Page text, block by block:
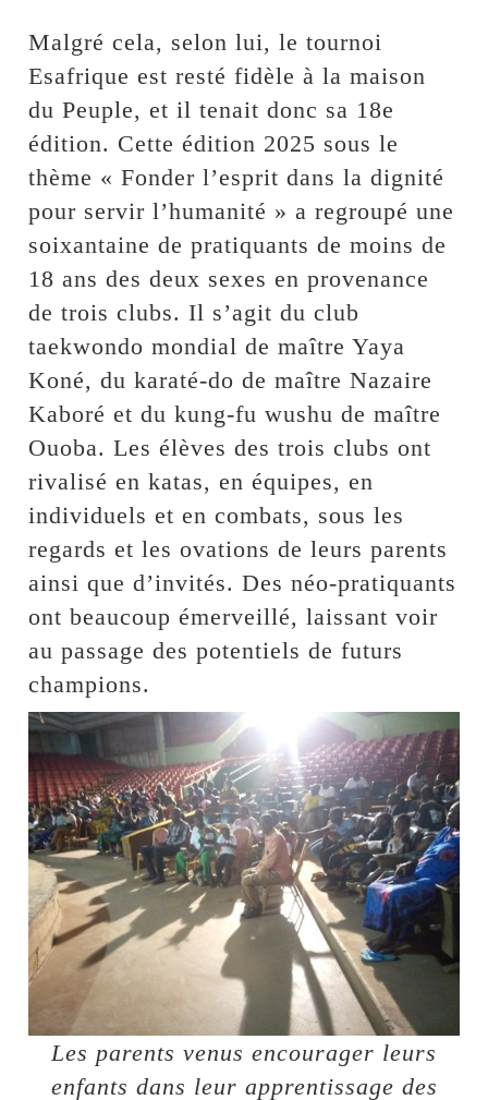
Malgré cela, selon lui, le tournoi
Esafrique est resté fidèle à la maison
du Peuple, et il tenait donc sa 18e
édition. Cette édition 2025 sous le
thème « Fonder l’esprit dans la dignité
pour servir l’humanité » a regroupé une
soixantaine de pratiquants de moins de
18 ans des deux sexes en provenance
de trois clubs. Il s’agit du club
taekwondo mondial de maître Yaya
Koné, du karaté-do de maître Nazaire
Kaboré et du kung-fu wushu de maître
Ouoba. Les élèves des trois clubs ont
rivalisé en katas, en équipes, en
individuels et en combats, sous les
regards et les ovations de leurs parents
ainsi que d’invités. Des néo-pratiquants
ont beaucoup émerveillé, laissant voir
au passage des potentiels de futurs
champions.
Les parents venus encourager leurs
enfants dans leur apprentissage des